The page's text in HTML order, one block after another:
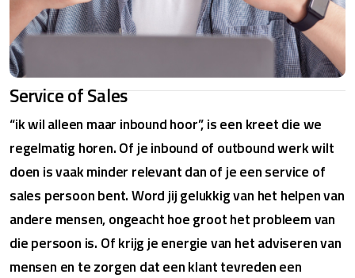
Service of Sales
“ik wil alleen maar inbound hoor”, is een kreet die we
regelmatig horen. Of je inbound of outbound werk wilt
doen is vaak minder relevant dan of je een service of
sales persoon bent. Word jij gelukkig van het helpen van
andere mensen, ongeacht hoe groot het probleem van
die persoon is. Of krijg je energie van het adviseren van
mensen en te zorgen dat een klant tevreden een